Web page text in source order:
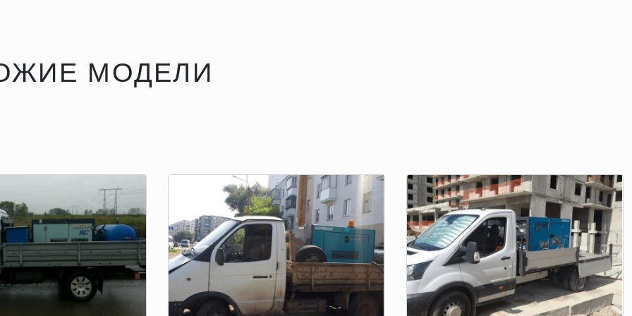
МОДЕЛИ